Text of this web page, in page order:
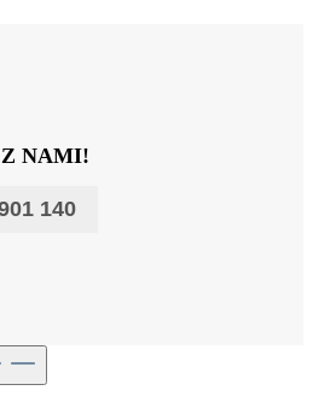
NAMI!
140